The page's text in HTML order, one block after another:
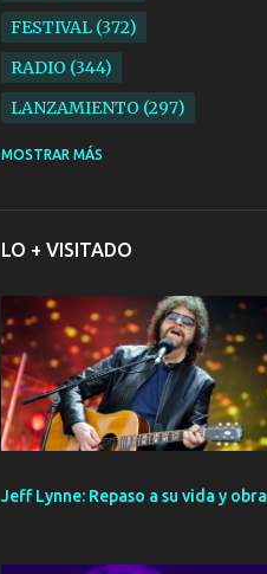
FESTIVAL 372
RADIO 344
LANZAMIENTO 297
ELECTRONICA
BARCELONA 191
ELECTROINDIE 189
PRIMERA FILA FEST
188
ELECTROPOP 185
PUNK
MOSTRAR MÁS
LO + VISITADO
Jeff Lynne: Repaso a su vida y obra